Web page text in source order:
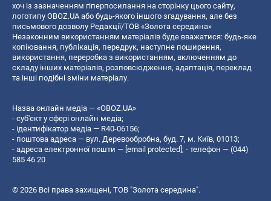
хоч із зазначенням гіперпосилання на сторінку цього сайту,
логотипу OBOZ.UA або будь-якого іншого згадування, але без
письмового дозволу Редакції/ТОВ «Золота середина»
Незаконним використанням матеріалів буде вважатися: будь-яке
копiювання, публiкацiя, передрук, наступне поширення,
використання, переробка з використанням, включенням до
складу інших матеріалів, розповсюдження, адаптація, переклад
та інші подібні зміни матеріалу.
Назва онлайн медіа — «OBOZ.UA»
- суб'єкт у сфері онлайн медіа;
- ідентифікатор медіа — R40-06156;
- поштова адреса — вул. Деревообробна, буд. 7, м. Київ, 01013;
- адреса електронної пошти — [email protected]; - телефон — (044)
585 46 20
© 2026 Всі права захищені, ТОВ "Золота середина".